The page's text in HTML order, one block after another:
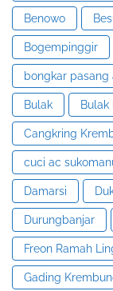
Benowo
Bogempinggir
bongkar pasang
Bulak Bulak
Cangkring
cuci ac
Damarsi
Durungbanjar
Freon Ramah
Gading